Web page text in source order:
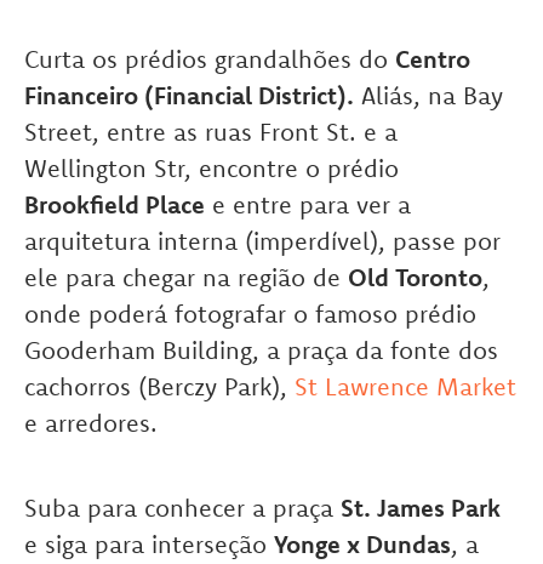
Curta os prédios grandalhões do Centro
Financeiro (Financial District). Aliás, na Bay
Street, entre as ruas Front St. e a
Wellington Str, encontre o prédio
Brookfield Place e entre para ver a
arquitetura interna (imperdível), passe por
ele para chegar na região de Old Toronto,
onde poderá fotografar o famoso prédio
Gooderham Building, a praça da fonte dos
cachorros (Berczy Park), St Lawrence Market
e arredores.
Suba para conhecer a praça St. James Park
e siga para interseção Yonge x Dundas, a